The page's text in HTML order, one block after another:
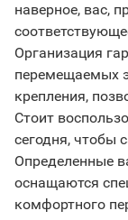
наверное, вас,
Организация
перемещаемых
крепления,
Стоит
сегодня, чтобы
Определенные
оснащаются
комфортного